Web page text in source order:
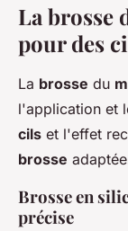
La brosse
pour des
La brosse du
l'application et
cils et l'effet
brosse
Brosse en
précise